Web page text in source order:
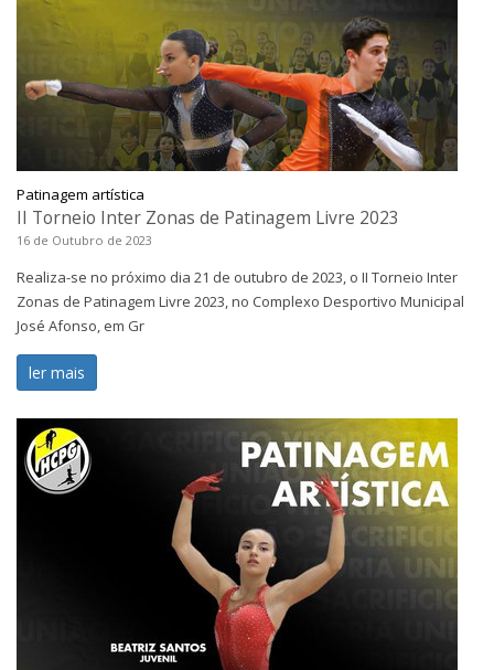
Patinagem artística
II Torneio Inter Zonas de Patinagem Livre 2023
16 de Outubro de 2023
Realiza-se no próximo dia 21 de outubro de 2023, o II Torneio Inter
Zonas de Patinagem Livre 2023, no Complexo Desportivo Municipal
José Afonso, em Gr
ler mais